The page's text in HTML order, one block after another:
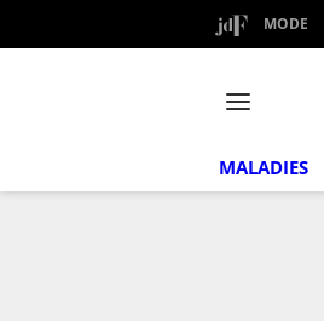
MODE
MALADIES